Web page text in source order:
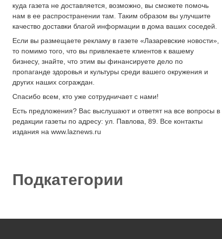
куда газета не доставляется, возможно, вы сможете помочь
нам в ее распространении там. Таким образом вы улучшите
качество доставки благой информации в дома ваших соседей.
Если вы размещаете рекламу в газете «Лазаревские новости»,
то помимо того, что вы привлекаете клиентов к вашему
бизнесу, знайте, что этим вы финансируете дело по
пропаганде здоровья и культуры среди вашего окружения и
других наших сограждан.
Спасибо всем, кто уже сотрудничает с нами!
Есть предложения? Вас выслушают и ответят на все вопросы в
редакции газеты по адресу: ул. Павлова, 89. Все контакты
издания на www.laznews.ru
Подкатегории